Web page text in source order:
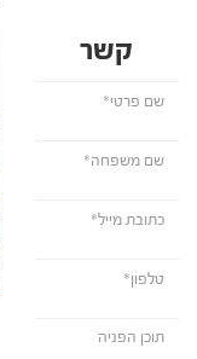
קשר